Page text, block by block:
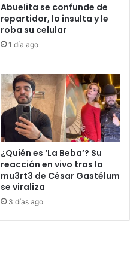
Abuelita se confunde de
repartidor, lo insulta y le
roba su celular
1 día ago
¿Quién es ‘La Beba’? Su
reacción en vivo tras la
mu3rt3 de César Gastélum
se viraliza
3 días ago